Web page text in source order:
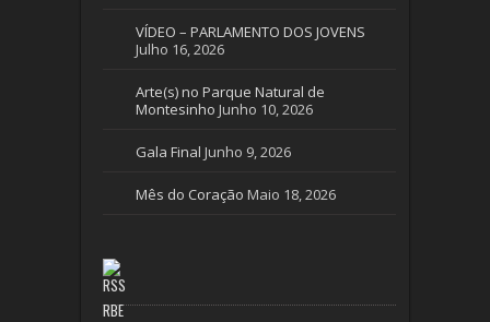
VÍDEO – PARLAMENTO DOS JOVENS
Julho 16, 2026
Arte(s) no Parque Natural de
Montesinho Junho 10, 2026
Gala Final Junho 9, 2026
Mês do Coração Maio 18, 2026
RBE